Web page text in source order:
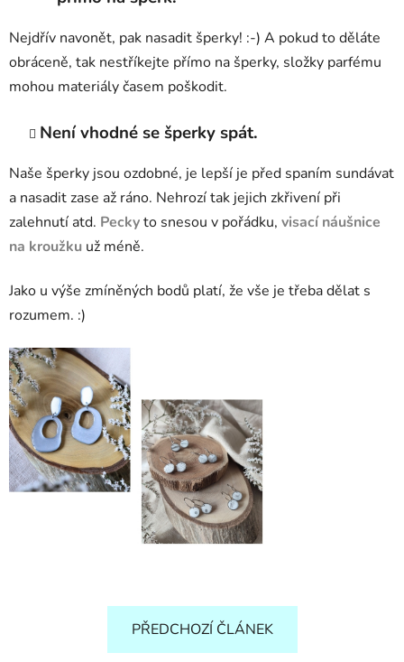
Nejdřív navonět, pak nasadit šperky! :-) A pokud to děláte
obráceně, tak nestříkejte přímo na šperky, složky parfému
mohou materiály časem poškodit.
Není vhodné se šperky spát.
Naše šperky jsou ozdobné, je lepší je před spaním sundávat
a nasadit zase až ráno. Nehrozí tak jejich zkřivení při
zalehnutí atd. Peckyto snesou v pořádku, visací náušnice
na kroužku už méně.
Jako u výše zmíněných bodů platí, že vše je třeba dělat s
rozumem. :)
PŘEDCHOZÍ ČLÁNEK